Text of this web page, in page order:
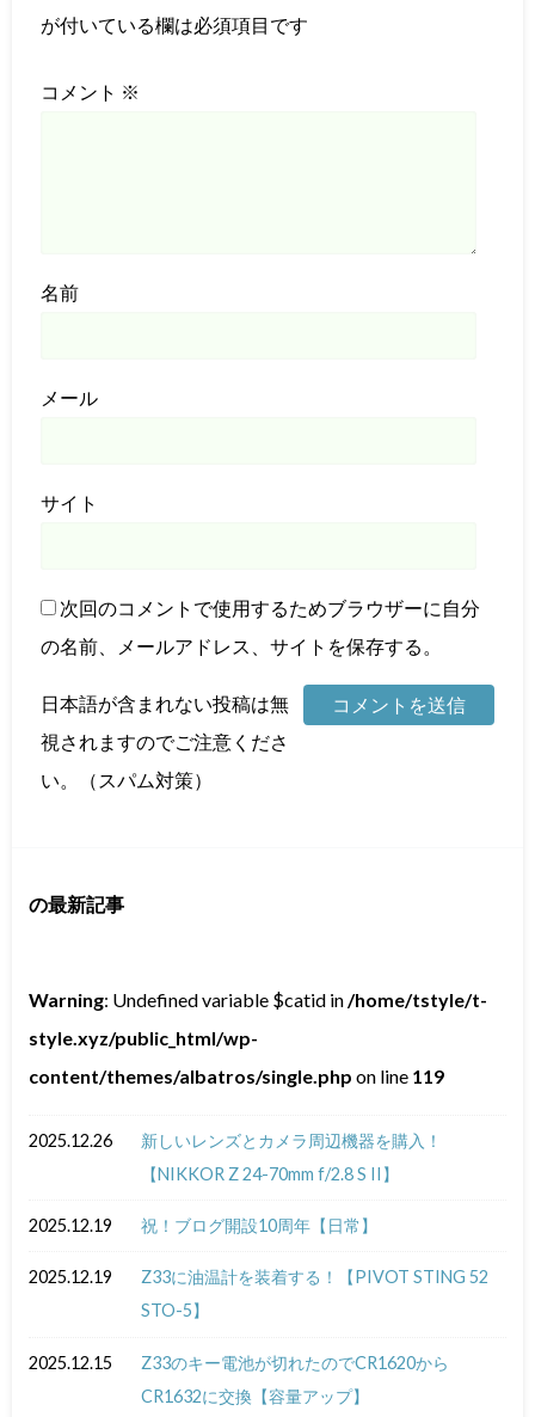
が付いている欄は必須項目です
コメント ※
名前
メール
サイト
次回のコメントで使用するためブラウザーに自分
の名前、メールアドレス、サイトを保存する。
日本語が含まれない投稿は無
視されますのでご注意くださ
い。（スパム対策）
の最新記事
Warning: Undefined variable $catid in /home/tstyle/t-
style.xyz/public_html/wp-
content/themes/albatros/single.php on line 119
2025.12.26
新しいレンズとカメラ周辺機器を購入！
【NIKKOR Z 24-70mm f/2.8 S II】
2025.12.19 祝！ブログ開設10周年【日常】
2025.12.19
Z33に油温計を装着する！【PIVOT STING 52
STO-5】
2025.12.15
Z33のキー電池が切れたのでCR1620から
CR1632に交換【容量アップ】